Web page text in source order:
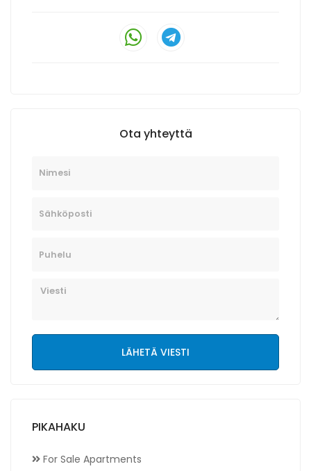
Ota yhteyttä
LÄHETÄ VIESTI
PIKAHAKU
For Sale Apartments